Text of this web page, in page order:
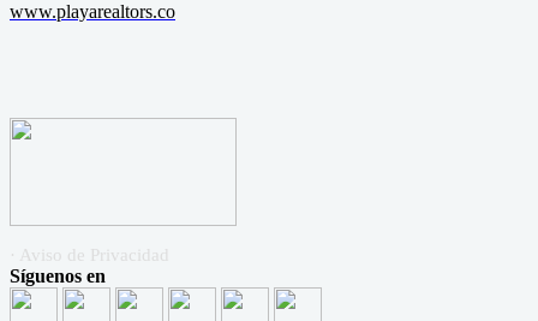
www.playarealtors.co
· Aviso de Privacidad
Síguenos en